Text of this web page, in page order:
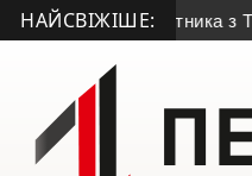
НАЙСВІЖІШЕ:
з